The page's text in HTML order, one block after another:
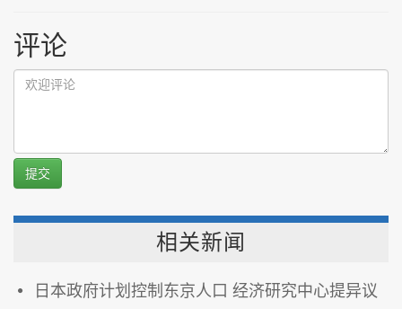
评论
提交
相关新闻
日本政府计划控制东京人口 经济研究中心提异议